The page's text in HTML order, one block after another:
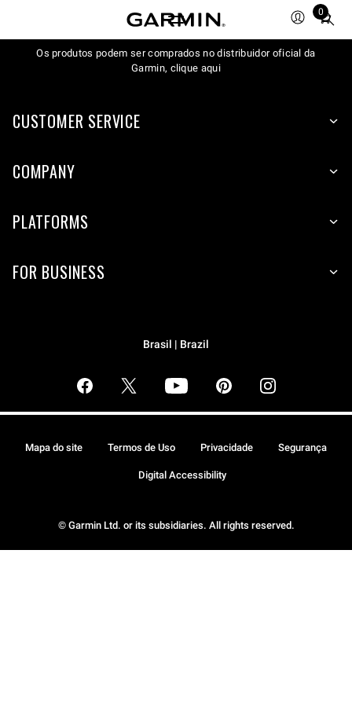
0
Total
items
in
Os produtos podem ser comprados no distribuidor oficial da
Garmin, clique aqui
CUSTOMER SERVICE
COMPANY
PLATFORMS
FOR BUSINESS
Brasil | Brazil
© Garmin Ltd. or its subsidiaries. All rights reserved.
Mapa do site Termos de Uso Privacidade Segurança
Digital Accessibility